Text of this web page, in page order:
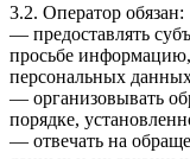
3.2. Оператор обязан:
— предоставлять
просьбе
персональных
— организовывать
порядке,
— отвечать на